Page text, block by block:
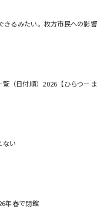
きるみたい。枚方市民への影響
（日付順）2026【ひらつーま
ない
年春で閉館